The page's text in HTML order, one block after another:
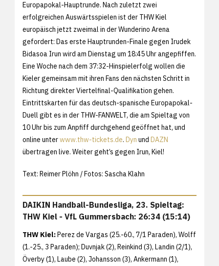
Europapokal-Hauptrunde. Nach zuletzt zwei
erfolgreichen Auswärtsspielen ist der THW Kiel
europäisch jetzt zweimal in der Wunderino Arena
gefordert: Das erste Hauptrunden-Finale gegen Irudek
Bidasoa Irun wird am Dienstag um 18:45 Uhr angepfiffen.
Eine Woche nach dem 37:32-Hinspielerfolg wollen die
Kieler gemeinsam mit ihren Fans den nächsten Schritt in
Richtung direkter Viertelfinal-Qualifikation gehen.
Eintrittskarten für das deutsch-spanische Europapokal-
Duell gibt es in der THW-FANWELT, die am Spieltag von
10 Uhr bis zum Anpfiff durchgehend geöffnet hat, und
online unterwww.thw-tickets.de. Dyn und DAZN
übertragen live. Weiter geht’s gegen Irun, Kiel!
Text: Reimer Plöhn / Fotos: Sascha Klahn
DAIKIN Handball-Bundesliga, 23. Spieltag:
THW Kiel - VfL Gummersbach: 26:34 (15:14)
THW Kiel:Perez de Vargas (25.-60., 7/1 Paraden), Wolff
(1.-25., 3 Paraden); Duvnjak (2), Reinkind (3), Landin (2/1),
Överby (1), Laube (2), Johansson (3), Ankermann (1),